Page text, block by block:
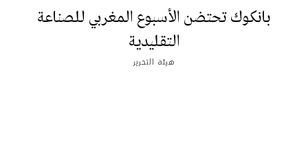
بانكوك تحتضن الأسبوع المغربي للصناعة
التقليدية
هيئة التحرير